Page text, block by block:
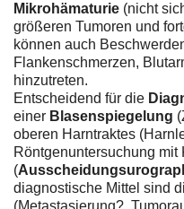
Mikrohämaturie (nicht
größeren Tumoren und
können auch
Flankenschmerzen,
hinzutreten.
Entscheidend für die
einer Blasenspiegelung
oberen Harntraktes
Röntgenuntersuchung mit
(
diagnostische Mittel sind
(Metastasierung?,